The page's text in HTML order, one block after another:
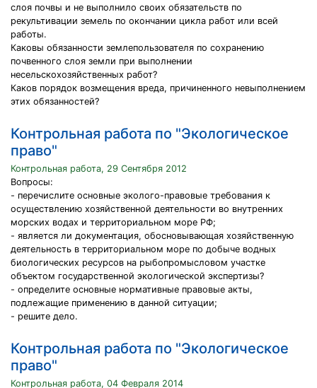
слоя почвы и не выполнило своих обязательств по
рекультивации земель по окончании цикла работ или всей
работы.
Каковы обязанности землепользователя по сохранению
почвенного слоя земли при выполнении
несельскохозяйственных работ?
Каков порядок возмещения вреда, причиненного невыполнением
этих обязанностей?
Контрольная работа по "Экологическое
право"
Контрольная работа, 29 Сентября 2012
Вопросы:
- перечислите основные эколого-правовые требования к
осуществлению хозяйственной деятельности во внутренних
морских водах и территориальном море РФ;
- является ли документация, обосновывающая хозяйственную
деятельность в территориальном море по добыче водных
биологических ресурсов на рыбопромысловом участке
объектом государственной экологической экспертизы?
- определите основные нормативные правовые акты,
подлежащие применению в данной ситуации;
- решите дело.
Контрольная работа по "Экологическое
право"
Контрольная работа, 04 Февраля 2014